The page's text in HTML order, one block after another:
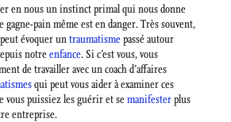
en nous un instinct primal qui nous donne
gagne-pain même est en danger. Très souvent,
évoquer untraumatismepassé autour
notreenfance. Si c’est vous, vous
de travailler avec un coach d’affaires
qui peut vous aider à examiner ces
vous puissiez les guérir et semanifesterplus
entreprise.